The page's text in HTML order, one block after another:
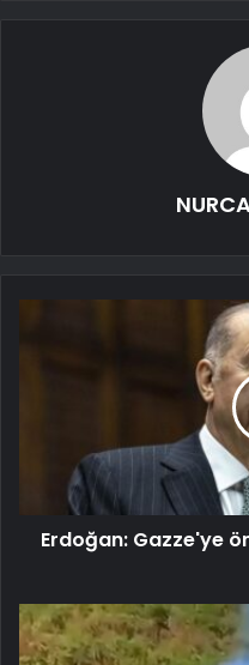
Erdoğan: Gazze'ye